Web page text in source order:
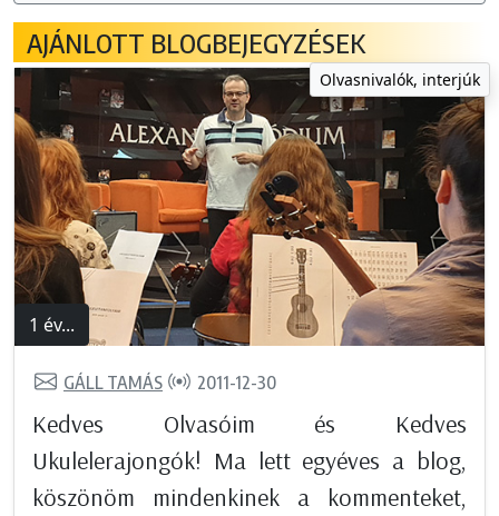
AJÁNLOTT BLOGBEJEGYZÉSEK
Olvasnivalók, interjúk
1 év...
GÁLL TAMÁS 2011-12-30
Kedves Olvasóim és Kedves
Ukulelerajongók! Ma lett egyéves a blog,
köszönöm mindenkinek a kommenteket,